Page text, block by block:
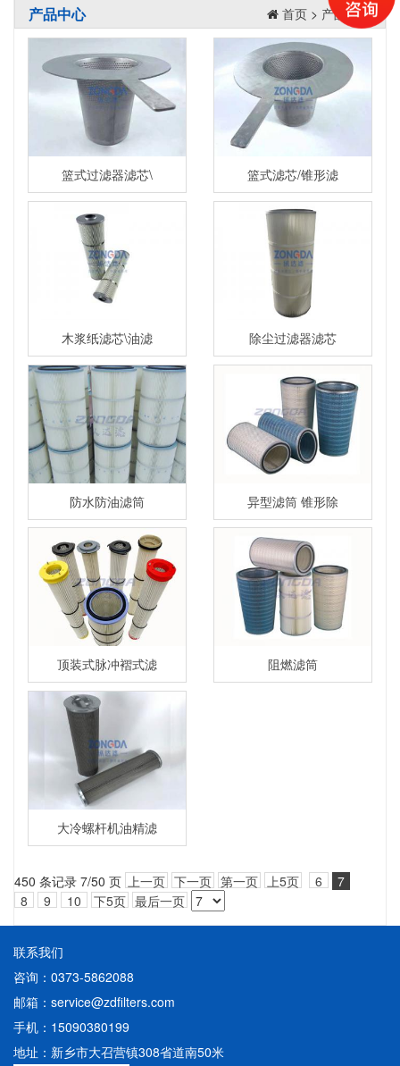
产品中心 首页 > 产品中心
篮式过滤器滤芯\ 篮式滤芯/锥形滤
木浆纸滤芯\油滤 除尘过滤器滤芯
防水防油滤筒 异型滤筒 锥形除
顶装式脉冲褶式滤 阻燃滤筒
大冷螺杆机油精滤
450 条记录 7/50 页 上一页 下一页 第一页 上5页 6
7
8
9 10 下5页 最后一页
联系我们
咨询：0373-5862088
邮箱：service@zdfilters.com
手机：15090380199
地址：新乡市大召营镇308省道南50米